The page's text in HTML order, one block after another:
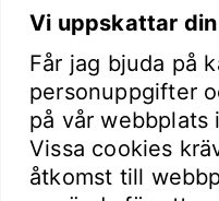
Vi uppskattar
Får jag bjuda på
personuppgifter
på vår webbplats
Vissa cookies
åtkomst till
FÖLJ